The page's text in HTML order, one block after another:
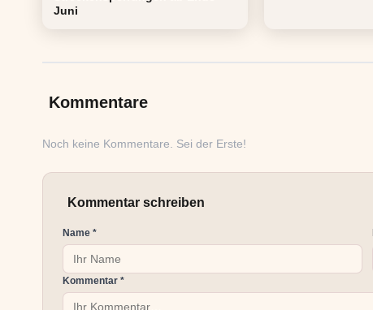
Juni
Kommentare
Noch keine Kommentare. Sei der Erste!
Kommentar schreiben
Name *
Kommentar *